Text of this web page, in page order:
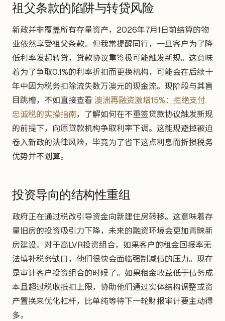
祖父条款的陷阱与转贷风险
新政并非覆盖所有存量资产，2026年7月1日前结算的物
业依然享受祖父条款。但我常提醒同行，一旦客户为了降
低利率发起转贷，贷款协议重签极可能触发新规。这意味
着为了争取0.1%的利率折扣而更换机构，可能会在后续十
年中因为税务扣除流失数万澳元的现金流。现阶段与其盲
目跳槽，不如直接查看 澳洲再融资激增15%：拒绝支付
忠诚税的实操指南，了解如何在不重签贷款协议触发新规
的前提下，向原贷款机构争取利率下调。这能规避掉被迫
卷入新政的法律风险，毕竟为了省下这点利息而折损税务
优势并不划算。
投资导向的结构性重组
政府正在通过税改引导资金向新建住房转移。这意味着存
量旧房的投资吸引力下降，未来的融资环境会更加青睐新
房建设。对于高LVR投资组合，如果客户的租金回报率无
法填补税务缺口，他们很快会面临强制减债的压力。现在
是审计客户投资组合的时候了。如果租金收益低于债务成
本且超过税收抵扣上限，协助他们通过实体结构调整或资
产置换来优化杠杆，比单纯等待下一轮财报审计要主动得
多。